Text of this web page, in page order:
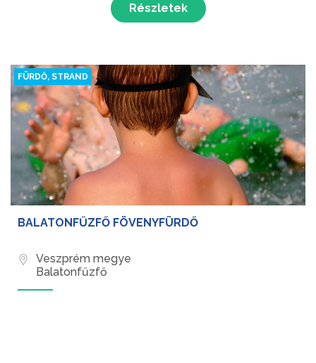
Részletek
FÜRDŐ, STRAND
BALATONFŰZFŐ FÖVENYFÜRDŐ
Veszprém megye
Balatonfűzfő